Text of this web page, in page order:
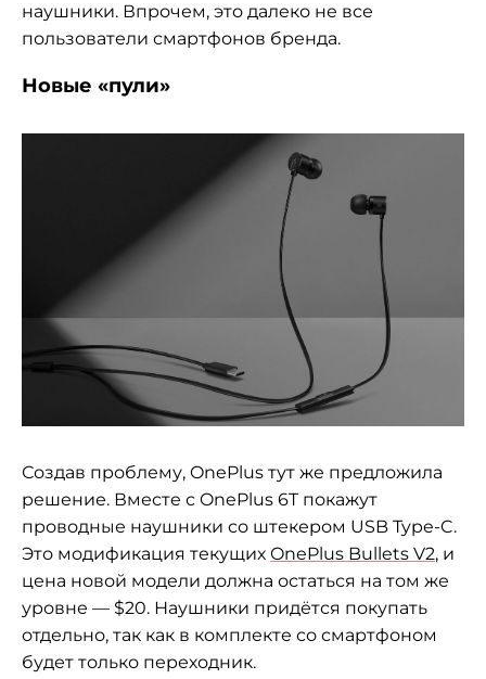
наушники. Впрочем, это далеко не все
пользователи смартфонов бренда.
Новые «пули»
Создав проблему, OnePlus тут же предложила
решение. Вместе с OnePlus 6T покажут
проводные наушники со штекером USB Type-C.
Это модификация текущих OnePlus Bullets V2, и
цена новой модели должна остаться на том же
уровне — $20. Наушники придётся покупать
отдельно, так как в комплекте со смартфоном
будет только переходник.